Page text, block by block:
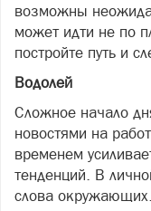
возможны
может идти не по
постройте путь и
Водолей
Сложное начало
новостями на
временем
тенденций. В
слова окружающих.